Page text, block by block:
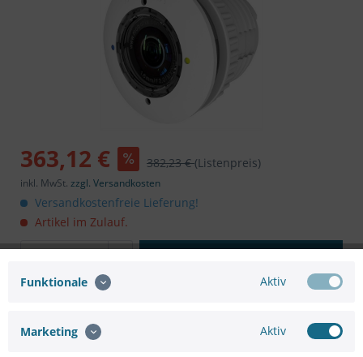
363,12 € 382,23 €(Listenpreis)
inkl. MwSt. zzgl. Versandkosten
Versandkostenfreie Lieferung!
Artikel im Zulauf.
Funktionale Aktiv
Marketing Aktiv